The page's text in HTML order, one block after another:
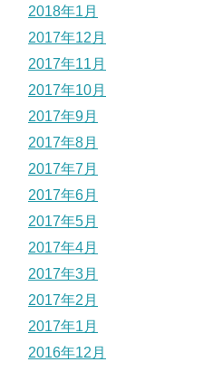
2018年1月
2017年12月
2017年11月
2017年10月
2017年9月
2017年8月
2017年7月
2017年6月
2017年5月
2017年4月
2017年3月
2017年2月
2017年1月
2016年12月